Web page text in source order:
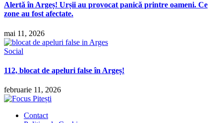
Alertă în Argeș! Urșii au provocat panică printre oameni. Ce
zone au fost afectate.
mai 11, 2026
Social
112, blocat de apeluri false în Argeș!
februarie 11, 2026
Contact